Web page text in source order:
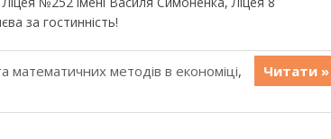
за гостинність!
математичних методів в економіці,
Читати »